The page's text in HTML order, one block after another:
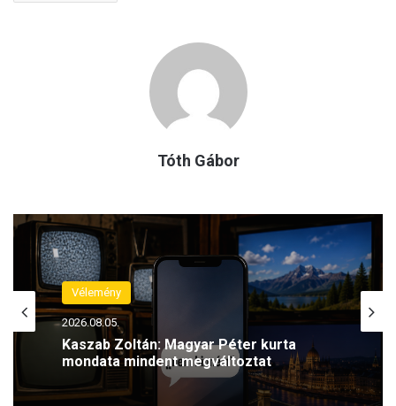
Tóth Gábor
Vélemény
2026.08.05.
Kaszab Zoltán: Magyar Péter kurta
mondata mindent megváltoztat